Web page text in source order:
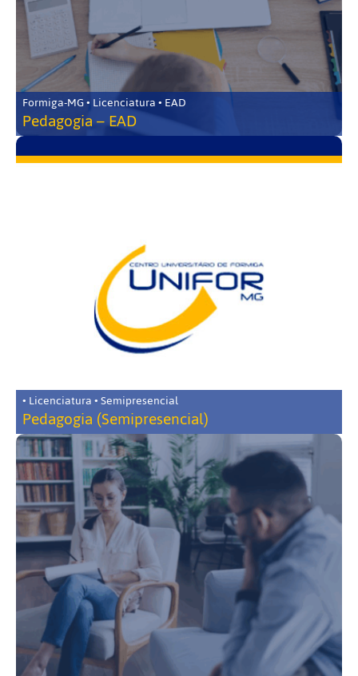
Formiga-MG • Licenciatura • EAD
Pedagogia – EAD
• Licenciatura • Semipresencial
Pedagogia (Semipresencial)